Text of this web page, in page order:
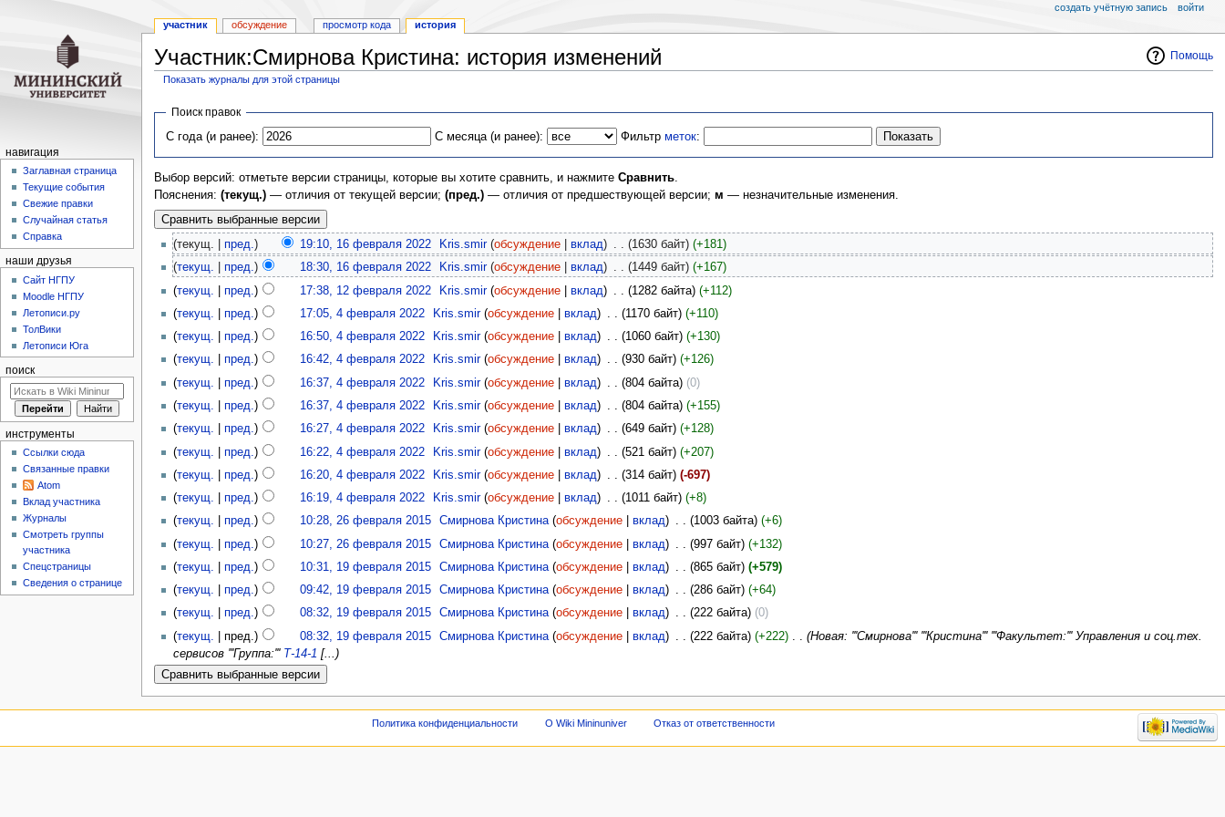
Помощь
Участник:Смирнова Кристина: история изменений
Показать журналы для этой страницы
Перейти
навигации
Перейти
поиску
Поиск правок
С года (и ранее):
С месяца (и ранее): Фильтрметок:
Выбор версий: отметьте версии страницы, которые вы хотите сравнить, и нажмите Сравнить.
Пояснения: (текущ.)— отличия от текущей версии; (пред.)— отличия от предшествующей версии; м — незначительные изменения.
(текущ. | пред.) 19:10, 16 февраля 2022‎ Kris.smir (обсуждение |вклад) . . (1630 байт) (+181)
(текущ. пред.) 18:30, 16 февраля 2022‎ Kris.smir (обсуждение |вклад) . . (1449 байт) (+167)
(текущ. пред. ) 17:38, 12 февраля 2022‎ Kris.smir (обсуждение |вклад) (1282 байта) (+112)
(текущ. пред.) 17:05, 4 февраля 2022‎ Kris.smir (обсуждение |вклад) . . (1170 байт) (+110)
(текущ. пред.) 16:50, 4 февраля 2022‎ Kris.smir (обсуждение |вклад) . . (1060 байт) (+130)
(текущ. пред.) 16:42, 4 февраля 2022‎ Kris.smir (обсуждение |вклад) . . (930 байт) (+126)
(текущ. пред. ) 16:37, 4 февраля 2022‎ Kris.smir (обсуждение |вклад) (804 байта) (0)
(текущ. пред.) 16:37, 4 февраля 2022‎ Kris.smir (обсуждение |вклад) . . (804 байта) (+155)
(текущ. пред.) 16:27, 4 февраля 2022‎ Kris.smir (обсуждение |вклад) . . (649 байт) (+128)
(текущ. пред. ) 16:22, 4 февраля 2022‎ Kris.smir (обсуждение |вклад) (521 байт) (+207)
(текущ. пред. ) 16:20, 4 февраля 2022‎ Kris.smir (обсуждение |вклад) (314 байт) (-697)
(текущ. пред.) 16:19, 4 февраля 2022‎ Kris.smir (обсуждение |вклад) . . (1011 байт) (+8)
(текущ. пред.) 10:28, 26 февраля 2015‎ Смирнова Кристина (обсуждение |вклад) . . (1003 байта) (+6)
(текущ. пред. ) 10:27, 26 февраля 2015‎ Смирнова Кристина (обсуждение |вклад) (997 байт) (+132)
(текущ. пред.) 10:31, 19 февраля 2015‎ Смирнова Кристина (обсуждение |вклад) . . (865 байт) (+579)
(текущ. пред.) 09:42, 19 февраля 2015‎ Смирнова Кристина (обсуждение |вклад) . . (286 байт) (+64)
(текущ. пред.) 08:32, 19 февраля 2015‎ Смирнова Кристина (обсуждение |вклад) . . (222 байта) (0)
(текущ. | пред.) 08:32, 19 февраля 2015‎ Смирнова Кристина (обсуждение |вклад) (222 байта) (+222)‎
(Новая: '''Смирнова''' '''Кристина''' '''Факультет:''' Управления и соц.тех.
сервисов '''Группа:''' Т-14-1 [...)
участник обсуждение просмотр кода история
создать учётную запись войти
навигация
Заглавная страница
Текущие события
Свежие правки
Случайная статья
Справка
наши друзья
Cайт НГПУ
Moodle НГПУ
Летописи.ру
ТолВики
Летописи Юга
поиск
инструменты
Ссылки сюда
Связанные правки
Atom
Вклад участника
Журналы
Смотреть группы
участника
Спецстраницы
Сведения о странице
Политика конфиденциальности О Wiki Mininuniver Отказ от ответственности